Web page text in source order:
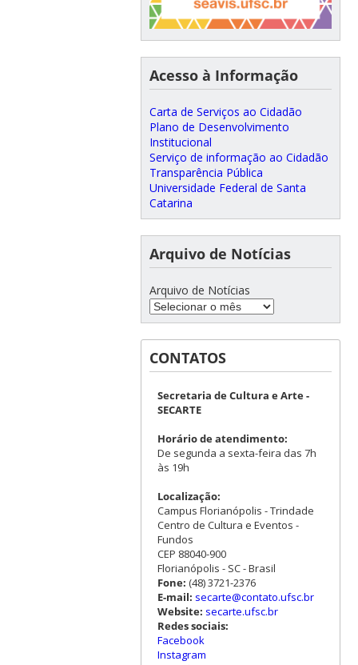
Acesso à Informação
Carta de Serviços ao Cidadão
Plano de Desenvolvimento
Institucional
Serviço de informação ao Cidadão
Transparência Pública
Universidade Federal de Santa
Catarina
Arquivo de Notícias
Arquivo de Notícias
CONTATOS
Secretaria de Cultura e Arte -
SECARTE
Horário de atendimento:
De segunda a sexta-feira das 7h
às 19h
Localização:
Campus Florianópolis - Trindade
Centro de Cultura e Eventos -
Fundos
CEP 88040-900
Florianópolis - SC - Brasil
Fone: (48) 3721-2376
E-mail: secarte@contato.ufsc.br
Website: secarte.ufsc.br
Redes sociais:
Facebook
Instagram